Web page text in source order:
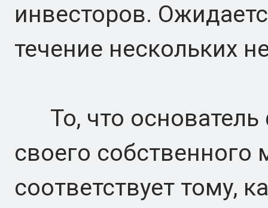
инвесторов.
течение нескольких
То, что основатель
своего собственного
соответствует тому,